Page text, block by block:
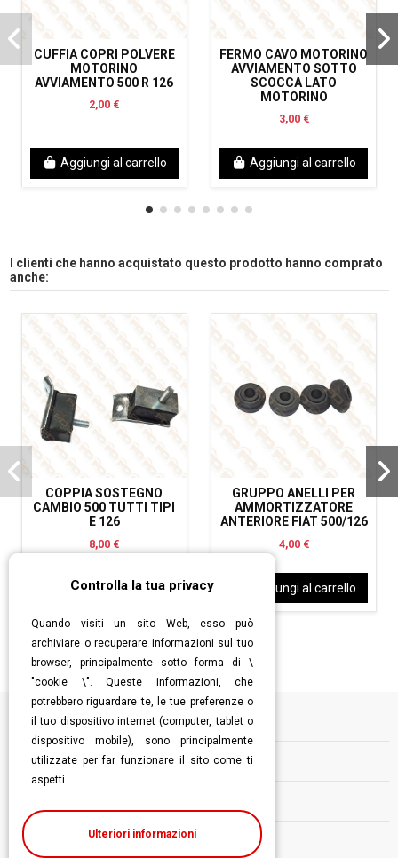
CUFFIA COPRI POLVERE
MOTORINO
AVVIAMENTO 500 R 126
2,00 €
Aggiungi al carrello
FERMO CAVO MOTORINO
AVVIAMENTO SOTTO
SCOCCA LATO
MOTORINO
3,00 €
Aggiungi al carrello
I clienti che hanno acquistato questo prodotto hanno comprato
anche:
COPPIA SOSTEGNO
CAMBIO 500 TUTTI TIPI
E 126
8,00 €
Aggiungi al carrello
GRUPPO ANELLI PER
AMMORTIZZATORE
ANTERIORE FIAT 500/126
4,00 €
Aggiungi al carrello
Informazioni
Follow us
Controlla la tua privacy
Quando visiti un sito Web, esso può
archiviare o recuperare informazioni sul tuo
browser, principalmente sotto forma di \
"cookie \". Queste informazioni, che
potrebbero riguardare te, le tue preferenze o
il tuo dispositivo internet (computer, tablet o
dispositivo mobile), sono principalmente
utilizzate per far funzionare il sito come ti
aspetti.
Ulteriori informazioni